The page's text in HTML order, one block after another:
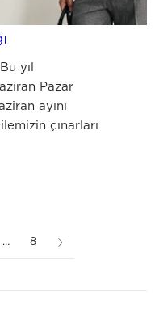
Rehberi:
yıl
Pazar
ayını
çınarları
… 8